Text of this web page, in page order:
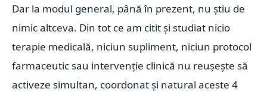
Dar la modul general, până în prezent, nu știu de
nimic altceva. Din tot ce am citit și studiat nicio
terapie medicală, niciun supliment, niciun protocol
farmaceutic sau intervenție clinică nu reușește să
activeze simultan, coordonat și natural aceste 4